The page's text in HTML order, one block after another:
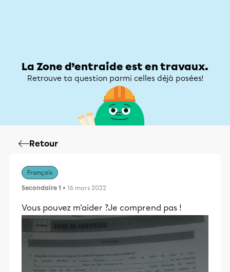
La Zone d’entraide est en travaux.
Retrouve ta question parmi celles déjà posées!
Retour
Français
Secondaire 1 • 16 mars 2022
Vous pouvez m'aider ?Je comprend pas !